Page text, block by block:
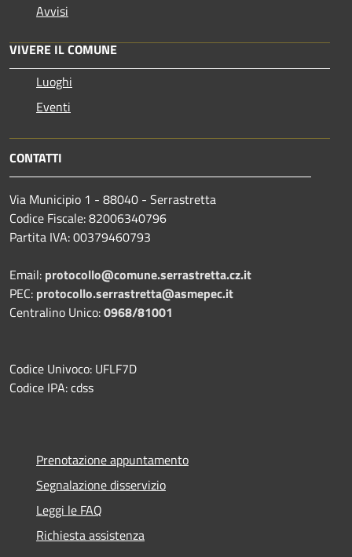
Avvisi
VIVERE IL COMUNE
Luoghi
Eventi
CONTATTI
Via Municipio 1 - 88040 - Serrastretta
Codice Fiscale: 82006340796
Partita IVA: 00379460793
Email: protocollo@comune.serrastretta.cz.it
PEC: protocollo.serrastretta@asmepec.it
Centralino Unico:0968/81001
Codice Univoco: UFLF7D
Codice IPA: cdss
Prenotazione appuntamento
Segnalazione disservizio
Leggi le FAQ
Richiesta assistenza